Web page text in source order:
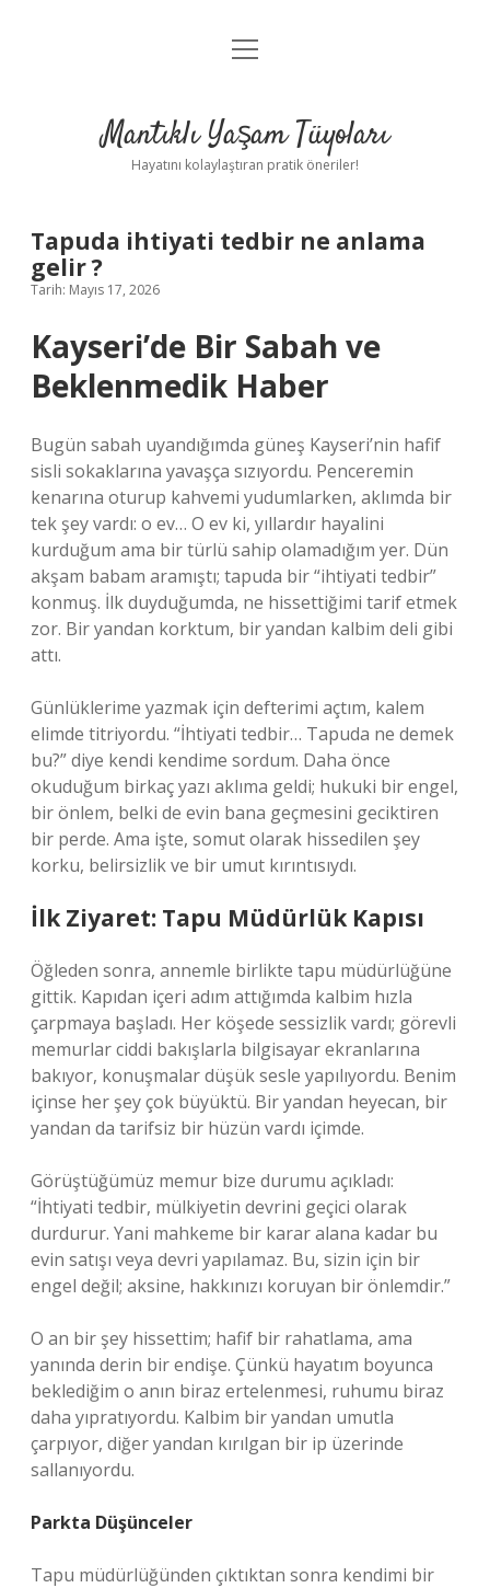
Anasayfa
Yasal Uyarı
menüyü
Mantıklı Yaşam Tüyoları
Hayatını kolaylaştıran pratik öneriler!
Tapuda ihtiyati tedbir ne anlama
gelir ?
Tarih: Mayıs 17, 2026
Kayseri’de Bir Sabah ve
Beklenmedik Haber
Bugün sabah uyandığımda güneş Kayseri’nin hafif
sisli sokaklarına yavaşça sızıyordu. Penceremin
kenarına oturup kahvemi yudumlarken, aklımda bir
tek şey vardı: o ev… O ev ki, yıllardır hayalini
kurduğum ama bir türlü sahip olamadığım yer. Dün
akşam babam aramıştı; tapuda bir “ihtiyati tedbir”
konmuş. İlk duyduğumda, ne hissettiğimi tarif etmek
zor. Bir yandan korktum, bir yandan kalbim deli gibi
attı.
Günlüklerime yazmak için defterimi açtım, kalem
elimde titriyordu. “İhtiyati tedbir… Tapuda ne demek
bu?” diye kendi kendime sordum. Daha önce
okuduğum birkaç yazı aklıma geldi; hukuki bir engel,
bir önlem, belki de evin bana geçmesini geciktiren
bir perde. Ama işte, somut olarak hissedilen şey
korku, belirsizlik ve bir umut kırıntısıydı.
İlk Ziyaret: Tapu Müdürlük Kapısı
Öğleden sonra, annemle birlikte tapu müdürlüğüne
gittik. Kapıdan içeri adım attığımda kalbim hızla
çarpmaya başladı. Her köşede sessizlik vardı; görevli
memurlar ciddi bakışlarla bilgisayar ekranlarına
bakıyor, konuşmalar düşük sesle yapılıyordu. Benim
içinse her şey çok büyüktü. Bir yandan heyecan, bir
yandan da tarifsiz bir hüzün vardı içimde.
Görüştüğümüz memur bize durumu açıkladı:
“İhtiyati tedbir, mülkiyetin devrini geçici olarak
durdurur. Yani mahkeme bir karar alana kadar bu
evin satışı veya devri yapılamaz. Bu, sizin için bir
engel değil; aksine, hakkınızı koruyan bir önlemdir.”
O an bir şey hissettim; hafif bir rahatlama, ama
yanında derin bir endişe. Çünkü hayatım boyunca
beklediğim o anın biraz ertelenmesi, ruhumu biraz
daha yıpratıyordu. Kalbim bir yandan umutla
çarpıyor, diğer yandan kırılgan bir ip üzerinde
sallanıyordu.
Parkta Düşünceler
Tapu müdürlüğünden çıktıktan sonra kendimi bir